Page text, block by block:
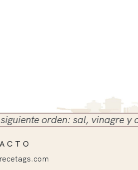
orden: sal, vinagre y aceite